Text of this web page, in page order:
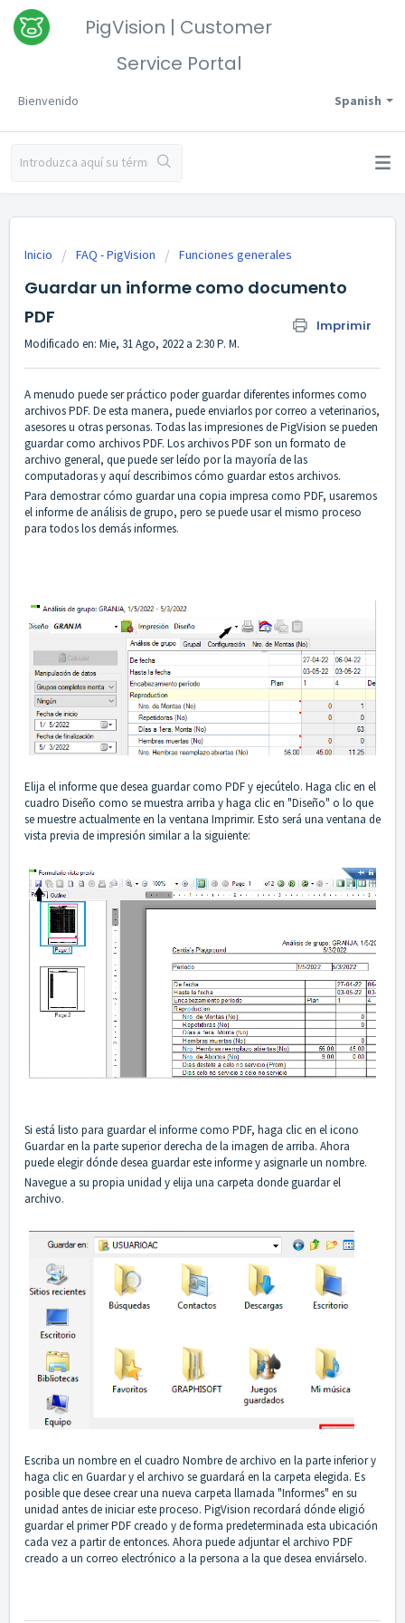
PigVision | Customer
Service Portal
Spanish
Bienvenido
Inicio FAQ - PigVision Funciones generales
Guardar un informe como documento
PDF
Imprimir
Modificado en: Mie, 31 Ago, 2022 a 2:30 P. M.
A menudo puede ser práctico poder guardar diferentes informes como
archivos PDF. De esta manera, puede enviarlos por correo a veterinarios,
asesores u otras personas. Todas las impresiones de PigVision se pueden
guardar como archivos PDF. Los archivos PDF son un formato de
archivo general, que puede ser leído por la mayoría de las
computadoras y aquí describimos cómo guardar estos archivos.
Para demostrar cómo guardar una copia impresa como PDF, usaremos
el informe de análisis de grupo, pero se puede usar el mismo proceso
para todos los demás informes.
Elija el informe que desea guardar como PDF y ejecútelo. Haga clic en el
cuadro Diseño como se muestra arriba y haga clic en "Diseño" o lo que
se muestre actualmente en la ventana Imprimir. Esto será una ventana de
vista previa de impresión similar a la siguiente:
Si está listo para guardar el informe como PDF, haga clic en el icono
Guardar en la parte superior derecha de la imagen de arriba. Ahora
puede elegir dónde desea guardar este informe y asignarle un nombre.
Navegue a su propia unidad y elija una carpeta donde guardar el
archivo.
Escriba un nombre en el cuadro Nombre de archivo en la parte inferior y
haga clic en Guardar y el archivo se guardará en la carpeta elegida. Es
posible que desee crear una nueva carpeta llamada "Informes" en su
unidad antes de iniciar este proceso. PigVision recordará dónde eligió
guardar el primer PDF creado y de forma predeterminada esta ubicación
cada vez a partir de entonces. Ahora puede adjuntar el archivo PDF
creado a un correo electrónico a la persona a la que desea enviárselo.